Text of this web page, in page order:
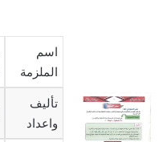
اسم
الملزمة
تأليف
واعداد